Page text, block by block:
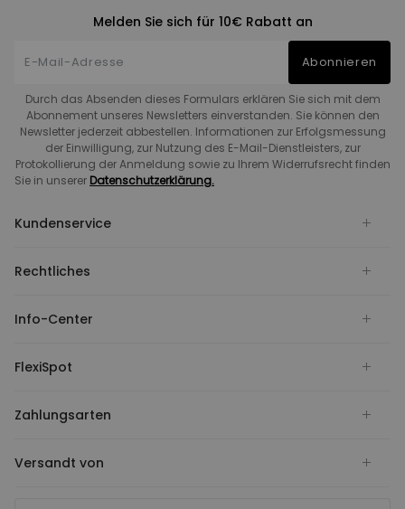
Melden Sie sich für 10€ Rabatt an
Abonnieren
Durch das Absenden dieses Formulars erklären Sie sich mit dem
Abonnement unseres Newsletters einverstanden. Sie können den
Newsletter jederzeit abbestellen. Informationen zur Erfolgsmessung
der Einwilligung, zur Nutzung des E-Mail-Dienstleisters, zur
Protokollierung der Anmeldung sowie zu Ihrem Widerrufsrecht finden
Sie in unserer Datenschutzerklärung.
Kundenservice
Rechtliches
Info-Center
FlexiSpot
Zahlungsarten
Versandt von